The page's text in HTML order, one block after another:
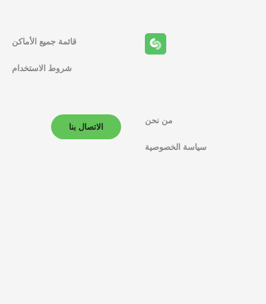
قائمة جميع الأماكن
شروط الاستخدام
من نحن
سياسة الخصوصية
الاتصال بنا